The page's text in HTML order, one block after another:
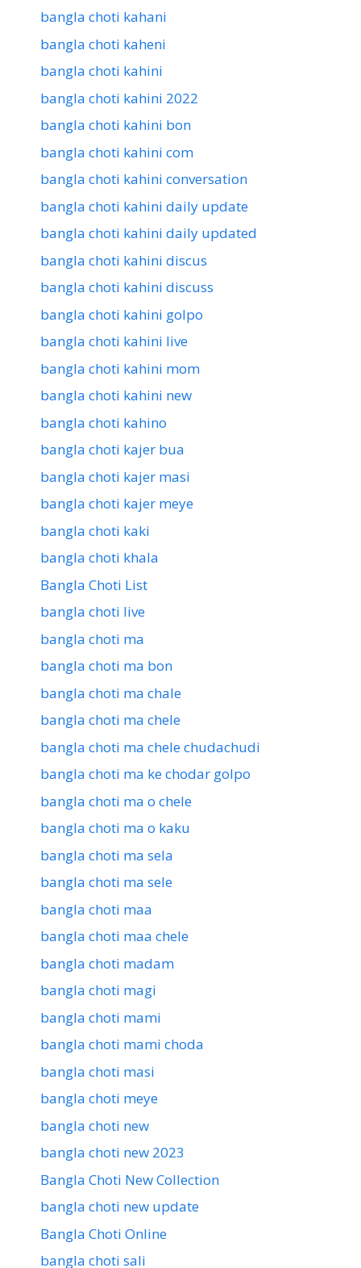
bangla choti kahani
bangla choti kaheni
bangla choti kahini
bangla choti kahini 2022
bangla choti kahini bon
bangla choti kahini com
bangla choti kahini conversation
bangla choti kahini daily update
bangla choti kahini daily updated
bangla choti kahini discus
bangla choti kahini discuss
bangla choti kahini golpo
bangla choti kahini live
bangla choti kahini mom
bangla choti kahini new
bangla choti kahino
bangla choti kajer bua
bangla choti kajer masi
bangla choti kajer meye
bangla choti kaki
bangla choti khala
Bangla Choti List
bangla choti live
bangla choti ma
bangla choti ma bon
bangla choti ma chale
bangla choti ma chele
bangla choti ma chele chudachudi
bangla choti ma ke chodar golpo
bangla choti ma o chele
bangla choti ma o kaku
bangla choti ma sela
bangla choti ma sele
bangla choti maa
bangla choti maa chele
bangla choti madam
bangla choti magi
bangla choti mami
bangla choti mami choda
bangla choti masi
bangla choti meye
bangla choti new
bangla choti new 2023
Bangla Choti New Collection
bangla choti new update
Bangla Choti Online
bangla choti sali